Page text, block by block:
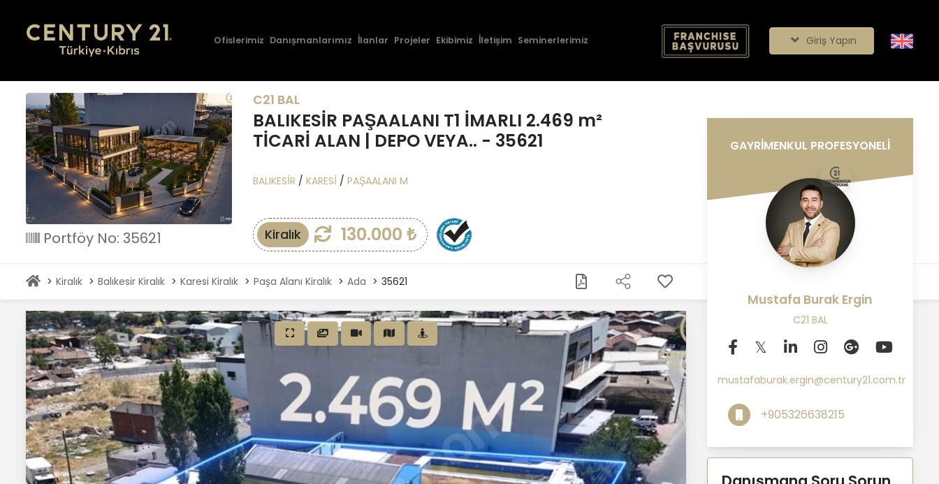
Ofislerimiz Danışmanlarımız İlanlar Projeler Ekibimiz İletişim Seminerlerimiz Giriş Yapın
Portföy No: 35621
C21 BAL
BALIKESİR PAŞAALANI T1 İMARLI 2.469 m²
TİCARİ ALAN | DEPO VEYA.. - 35621
BALIKESİR / KARESİ / PAŞAALANI M
Kiralık 130.000 ₺
Kiralık Balıkesir Kiralık Karesi Kiralık Paşa Alanı Kiralık Ada 35621
GAYRİMENKUL PROFESYONELİ
Mustafa Burak Ergin
C21 BAL
mustafaburak.ergin@century21.com.tr
+905326638215